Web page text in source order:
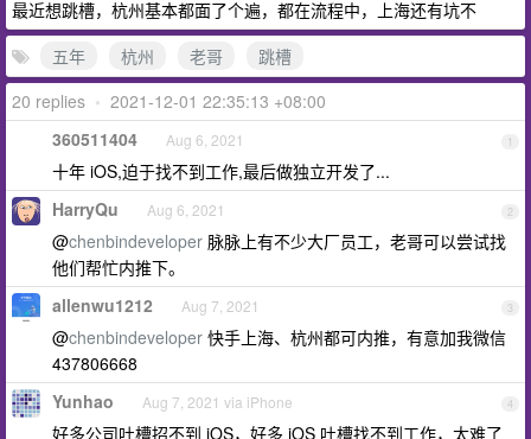
最近想跳槽，杭州基本都面了个遍，都在流程中，上海还有坑不
五年
杭州 老哥
跳槽
20 replies • 2021-12-01 22:35:13 +08:00
1
360511404 Aug 6, 2021
十年 iOS,迫于找不到工作,最后做独立开发了...
2
HarryQu Aug 6, 2021
@chenbindeveloper 脉脉上有不少大厂员工，老哥可以尝试找
他们帮忙内推下。
3
allenwu1212 Aug 7, 2021
@chenbindeveloper 快手上海、杭州都可内推，有意加我微信
437806668
4
Yunhao Aug 7, 2021 via iPhone
好多公司吐槽招不到 iOS，好多 iOS 吐槽找不到工作，太难了